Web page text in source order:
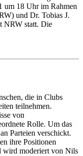
um 18 Uhr im Rahmen
und Dr. Tobias J.
NRW statt. Die
die in Clubs
teilnehmen.
von
Rolle. Um das
Parteien verschickt.
ihre Positionen
wird moderiert von Nils